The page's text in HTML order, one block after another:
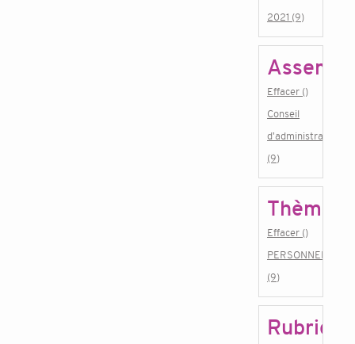
2021 (9)
Effacer ()
Conseil
d'administration
(9)
Thème
Effacer ()
PERSONNEL
(9)
Rubrique